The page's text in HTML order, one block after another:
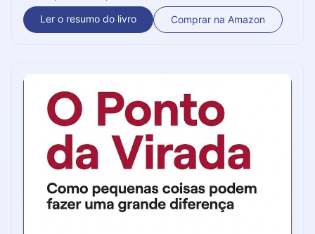
informações a sua volta? Talvez sua intuição possa
ajudá-lo a tomar decisões melhores e mais rapidamente.
decisão lógica, está, provavelmente, apenas fazendo um
resgate do seu instinto inicial. Em Blink, Gladwell prova
que sua intuição pode, muitas vezes, produzir decisões
melhores do que uma análise extensa.
Ler o resumo do livro Comprar na Amazon